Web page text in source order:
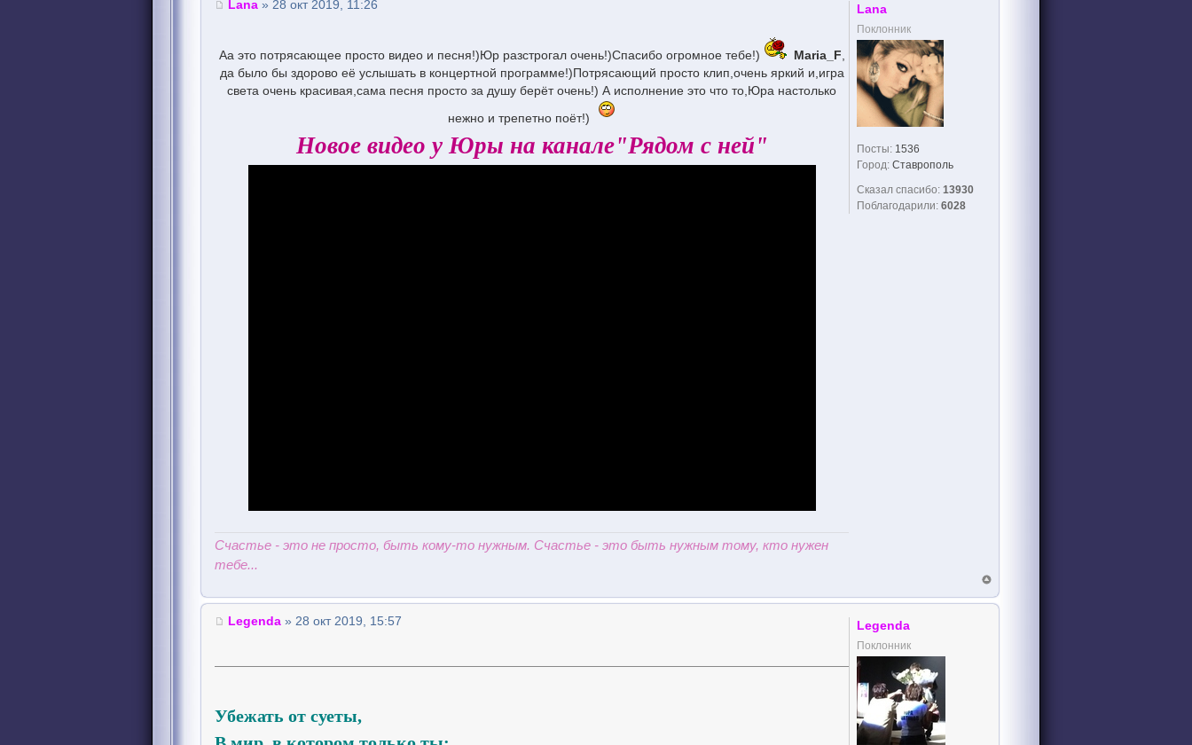
Lana » 28 окт 2019, 11:26
Аа это потрясающее просто видео и песня!)Юр разстрогал очень!)Спасибо огромное тебе!) Maria_F,
да было бы здорово её услышать в концертной программе!)Потрясающий просто клип,очень яркий и,игра
света очень красивая,сама песня просто за душу берёт очень!) А исполнение это что то,Юра настолько
нежно и трепетно поёт!)
Новое видео у Юры на канале"Рядом с ней"
Счастье - это не просто, быть кому-то нужным. Счастье - это быть нужным тому, кто нужен
тебе...
Lana
Поклонник
Посты: 1536
Город: Ставрополь
Сказал спасибо: 13930
Поблагодарили: 6028
Legenda » 28 окт 2019, 15:57
Убежать от суеты,
Legenda
Поклонник